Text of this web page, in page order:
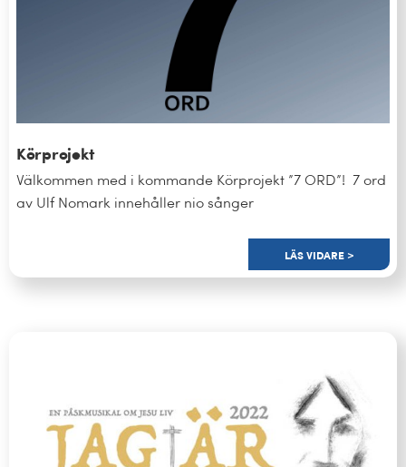
Körprojekt
Välkommen med i kommande Körprojekt ”7 ORD”! 7 ord
av Ulf Nomark innehåller nio sånger
LÄS VIDARE >